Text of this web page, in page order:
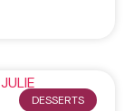
DESSERTS